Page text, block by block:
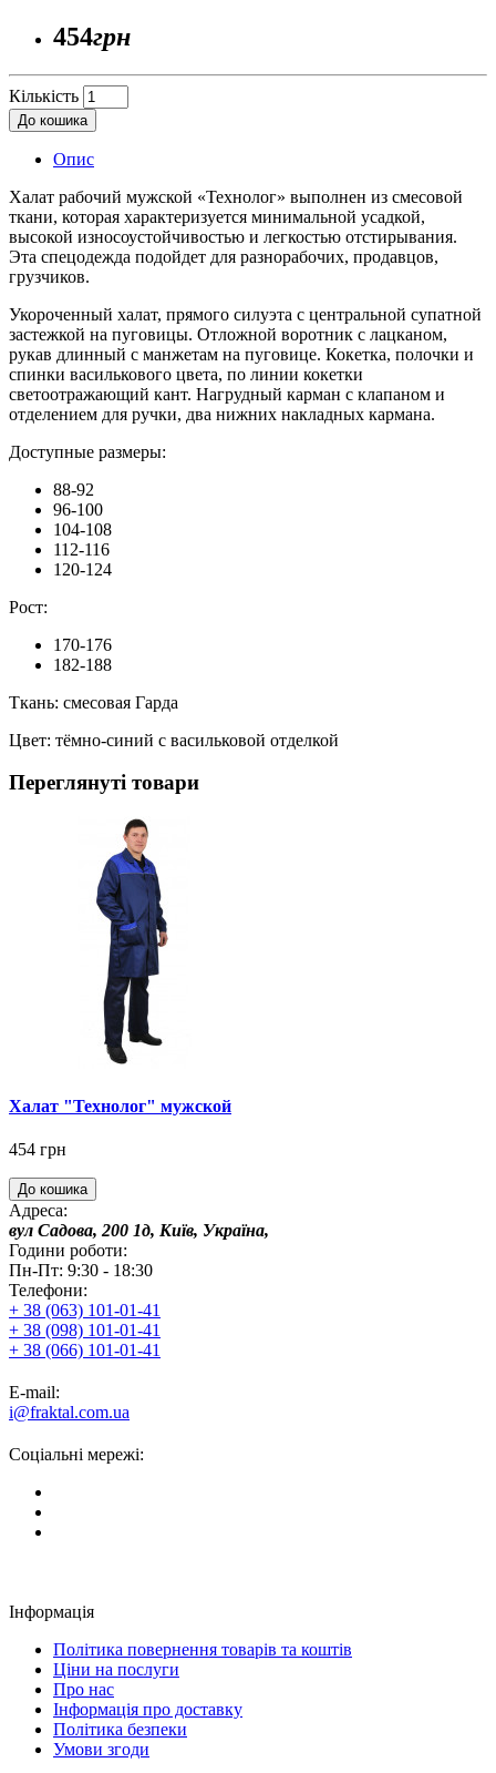
454грн
Кількість
До кошика
Опис
Халат рабочий мужской «Технолог» выполнен из смесовой
ткани, которая характеризуется минимальной усадкой,
высокой износоустойчивостью и легкостью отстирывания.
Эта спецодежда подойдет для разнорабочих, продавцов,
грузчиков.
Укороченный халат, прямого силуэта с центральной супатной
застежкой на пуговицы. Отложной воротник с лацканом,
рукав длинный с манжетам на пуговице. Кокетка, полочки и
спинки василькового цвета, по линии кокетки
светоотражающий кант. Нагрудный карман с клапаном и
отделением для ручки, два нижних накладных кармана.
Доступные размеры:
88-92
96-100
104-108
112-116
120-124
Рост:
170-176
182-188
Ткань: смесовая Гарда
Цвет: тёмно-синий с васильковой отделкой
Переглянуті товари
Халат "Технолог" мужской
454 грн
До кошика
Адреса:
вул Садова, 200 1д, Київ, Україна,
Години роботи:
Пн-Пт: 9:30 - 18:30
Телефони:
+ 38 (063) 101-01-41
+ 38 (098) 101-01-41
+ 38 (066) 101-01-41
E-mail:
i@fraktal.com.ua
Соціальні мережі:
Інформація
Політика повернення товарів та коштів
Ціни на послуги
Про нас
Інформація про доставку
Політика безпеки
Умови згоди